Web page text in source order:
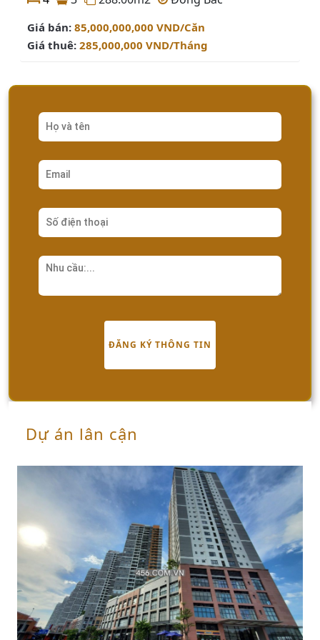
ngắm nhìn dòng sông êm đềm trôi, hay buổi tối rực
rỡ ánh đèn của trung tâm Quận 1. Chỉ nghĩ đến thôi
là thấy cuộc sống thật "chill" và đáng sống rồi! Cá
nhỏ" mà bao nhiêu người vẫn đang tìm kiếm đó.
"Một bước ra phố, ngàn tiện ích kề
bên"
Bạn biết không, trong bất động sản, người ta cứ
nói "vị trí, vị trí và vị trí". Và The River Thủ Thiêm
này. Nằm gọn gàng tại Phường An Khánh, một
trong những phường được quy hoạch mới mẻ và
hiện đại nhất của Thành phố Hồ Chí Minh, dự án
này giống như một "viên kim cương" được đặt
Địa chỉ "có một không hai":
Thạch, ngay sát cạnh Đại lộ Vòng Cung, Phường An
sống ngay trong "trái tim" của khu đô thị mới Thủ
của Việt Nam" trong tương lai không xa. Hồi xưa
ngủ trong rừng", nhưng giờ thì nàng đã thức giấc
và khoác lên mình bộ cánh lộng lẫy, kiêu sa rồi đó.
Kết nối giao thông: Thuận tiện đến bất ngờ!
Nói về kết nối thì The River Thủ Thiêm phải gọi là
đỉnh của chóp luôn. Từ đây, bạn có thể dễ dàng di
chuyển đến:
1. Trung tâm Quận 1: Chỉ mất khoảng 5-10 phút lái
Giá bán: 85,000,000,000 VND/Căn
Giá thuê: 285,000,000 VND/Tháng
ĐĂNG KÝ THÔNG TIN
Dự án lân cận